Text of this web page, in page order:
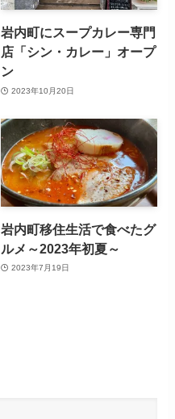
岩内町にスープカレー専門
店「シン・カレー」オープ
ン
2023年10月20日
岩内町移住生活で食べたグ
ルメ～2023年初夏～
2023年7月19日